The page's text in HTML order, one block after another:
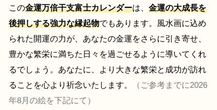
この金運万倍干支富士カレンダーは、 金運の大成長を
後押しする強力な縁起物でもあります。風水画に込め
られた開運の力が、あなたの金運をさらに引き寄せ、
豊かな繁栄に満ちた日々を過ごせるように導いてくれ
るでしょう。あなたに、より大きな繁栄と成功が訪れ
ることを心より祈念いたします。
（ご参考までに2026
年8月の絵を下記にて）